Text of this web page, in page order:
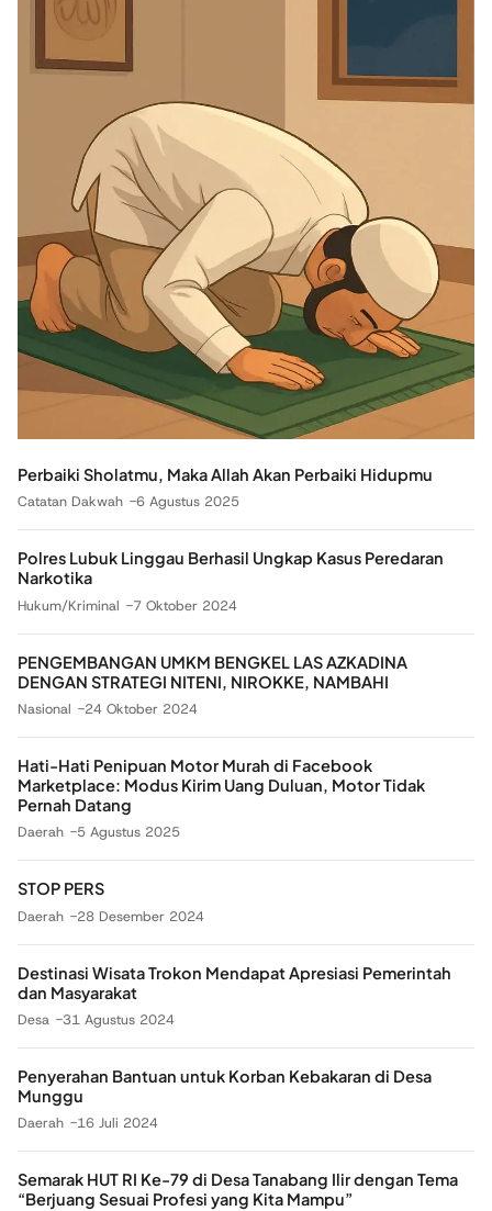
Perbaiki Sholatmu, Maka Allah Akan Perbaiki Hidupmu
Catatan Dakwah 6 Agustus 2025
Polres Lubuk Linggau Berhasil Ungkap Kasus Peredaran
Narkotika
Hukum/Kriminal 7 Oktober 2024
PENGEMBANGAN UMKM BENGKEL LAS AZKADINA
DENGAN STRATEGI NITENI, NIROKKE, NAMBAHI
Nasional 24 Oktober 2024
Hati-Hati Penipuan Motor Murah di Facebook
Marketplace: Modus Kirim Uang Duluan, Motor Tidak
Pernah Datang
Daerah 5 Agustus 2025
STOP PERS
Daerah 28 Desember 2024
Destinasi Wisata Trokon Mendapat Apresiasi Pemerintah
dan Masyarakat
Desa 31 Agustus 2024
Penyerahan Bantuan untuk Korban Kebakaran di Desa
Munggu
Daerah 16 Juli 2024
Semarak HUT RI Ke-79 di Desa Tanabang Ilir dengan Tema
“Berjuang Sesuai Profesi yang Kita Mampu”